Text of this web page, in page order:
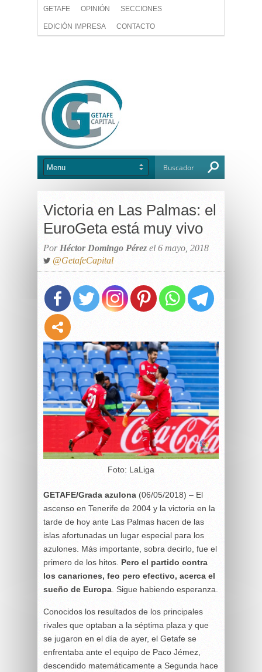
GETAFE OPINIÓN SECCIONES
EDICIÓN IMPRESA CONTACTO
Victoria en Las Palmas: el
EuroGeta está muy vivo
Por Héctor Domingo Pérez el 6 mayo, 2018
@GetafeCapital
Foto: LaLiga
GETAFE/Grada azulona (06/05/2018) – El
ascenso en Tenerife de 2004 y la victoria en la
tarde de hoy ante Las Palmas hacen de las
islas afortunadas un lugar especial para los
azulones. Más importante, sobra decirlo, fue el
primero de los hitos. Pero el partido contra
los canariones, feo pero efectivo, acerca el
sueño de Europa . Sigue habiendo esperanza.
Conocidos los resultados de los principales
rivales que optaban a la séptima plaza y que
se jugaron en el día de ayer, el Getafe se
enfrentaba ante el equipo de Paco Jémez,
descendido matemáticamente a Segunda hace